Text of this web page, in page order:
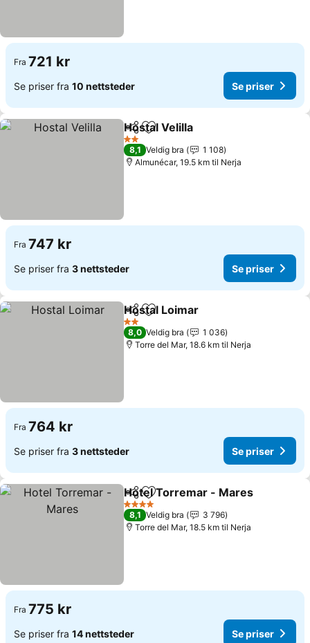
Fra 721 kr
Se priser fra 10 nettsteder Se priser
Del Legg til i favoritter
Hostal Velilla
2 Stjerner
8,1 Veldig bra
1 108
Almunécar, 19.5 km til Nerja
Fra 747 kr
Se priser fra 3 nettsteder Se priser
Del Legg til i favoritter
Hostal Loimar
2 Stjerner
8,0 Veldig bra
1 036
Torre del Mar, 18.6 km til Nerja
Fra 764 kr
Se priser fra 3 nettsteder Se priser
Del Legg til i favoritter
Hotel Torremar - Mares
4 Stjerner
8,1 Veldig bra
3 796
Torre del Mar, 18.5 km til Nerja
Fra 775 kr
Se priser fra 14 nettsteder Se priser